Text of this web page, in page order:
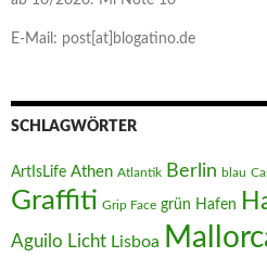
E-Mail: post[at]blogatino.de
SCHLAGWÖRTER
ArtIsLife Athen Atlantik Berlin blau
Graffiti Grip Face grün Hafen
Aguilo Licht Lisboa